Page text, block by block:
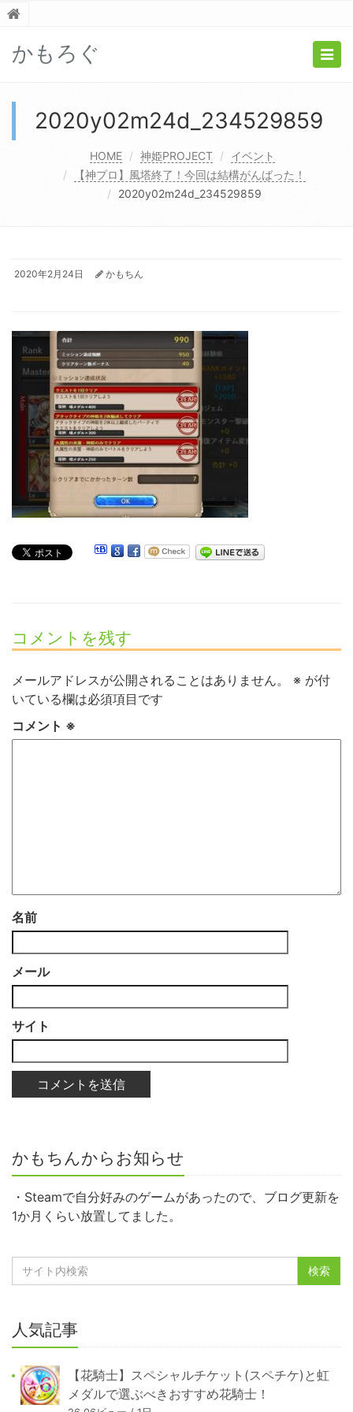
かもろぐ
2020y02m24d_234529859
HOME 神姫PROJECT
イベント
【神プロ】風塔終了！今回は結構がんばった！
2020y02m24d_234529859
2020年2月24日 かもちん
コメントを残す
メールアドレスが公開されることはありません。 ※ が付
いている欄は必須項目です
コメント ※
名前
メール
サイト
かもちんからお知らせ
・Steamで自分好みのゲームがあったので、ブログ更新を
1か月くらい放置してました。
人気記事
【花騎士】スペシャルチケット(スペチケ)と虹
メダルで選ぶべきおすすめ花騎士！